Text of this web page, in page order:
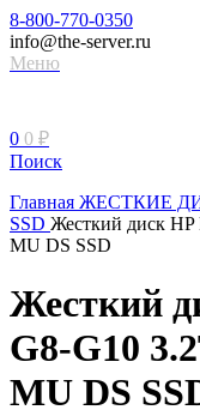
8-800-770-0350
info@the-server.ru
Меню
0 0 ₽
Поиск
Главная ЖЕСТКИЕ
SSD Жесткий диск HP
MU DS SSD
Жесткий
G8-G10
MU DS